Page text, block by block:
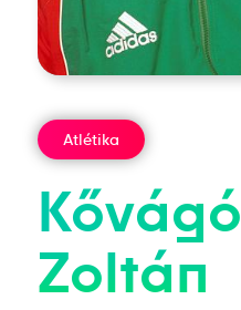
Atlétika
Kővágó
Zoltán